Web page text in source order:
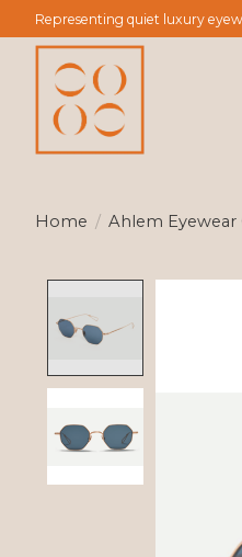
Representing quiet luxury
Home / Ahlem Eyewear